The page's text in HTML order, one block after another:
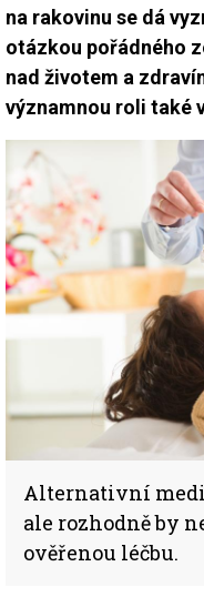
na rakovinu se dá
otázkou pořádného
nad životem a
významnou roli také
Alternativní
ale rozhodně by
ověřenou léčbu.